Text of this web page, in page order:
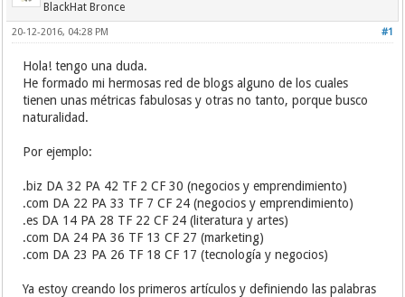
BlackHat Bronce
#1
20-12-2016, 04:28 PM
Hola! tengo una duda.
He formado mi hermosas red de blogs alguno de los cuales
tienen unas métricas fabulosas y otras no tanto, porque busco
naturalidad.
Por ejemplo:
.biz DA 32 PA 42 TF 2 CF 30 (negocios y emprendimiento)
.com DA 22 PA 33 TF 7 CF 24 (negocios y emprendimiento)
.es DA 14 PA 28 TF 22 CF 24 (literatura y artes)
.com DA 24 PA 36 TF 13 CF 27 (marketing)
.com DA 23 PA 26 TF 18 CF 17 (tecnología y negocios)
Ya estoy creando los primeros artículos y definiendo las palabras